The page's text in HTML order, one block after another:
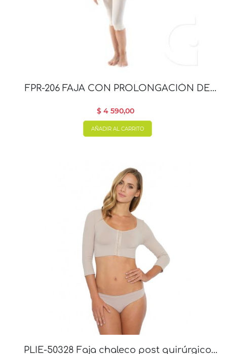
FPR-206 FAJA CON PROLONGACIÓN DE
$ 4 590,00
AÑADIR AL CARRITO
PLIE-50328 Faja chaleco post quirúrgico